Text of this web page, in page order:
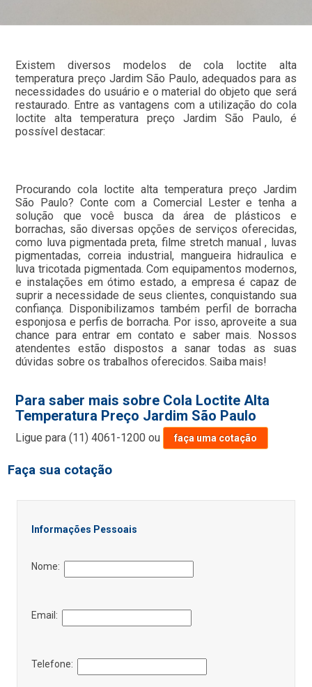
Existem diversos modelos de cola loctite alta
temperatura preço Jardim São Paulo, adequados para as
necessidades do usuário e o material do objeto que será
restaurado. Entre as vantagens com a utilização do cola
loctite alta temperatura preço Jardim São Paulo, é
possível destacar:
Procurando cola loctite alta temperatura preço Jardim
São Paulo? Conte com a Comercial Lester e tenha a
solução que você busca da área de plásticos e
borrachas, são diversas opções de serviços oferecidas,
como luva pigmentada preta, filme stretch manual , luvas
pigmentadas, correia industrial, mangueira hidraulica e
luva tricotada pigmentada. Com equipamentos modernos,
e instalações em ótimo estado, a empresa é capaz de
suprir a necessidade de seus clientes, conquistando sua
confiança. Disponibilizamos também perfil de borracha
esponjosa e perfis de borracha. Por isso, aproveite a sua
chance para entrar em contato e saber mais. Nossos
atendentes estão dispostos a sanar todas as suas
dúvidas sobre os trabalhos oferecidos. Saiba mais!
Para saber mais sobre Cola Loctite Alta
Temperatura Preço Jardim São Paulo
Ligue para(11) 4061-1200 ou faça uma cotação
Faça sua cotação
Informações Pessoais
Nome:
Email:
Telefone: